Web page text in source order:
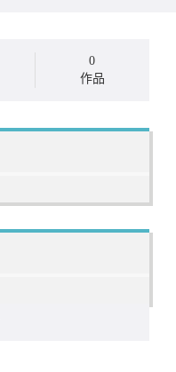
0
作品